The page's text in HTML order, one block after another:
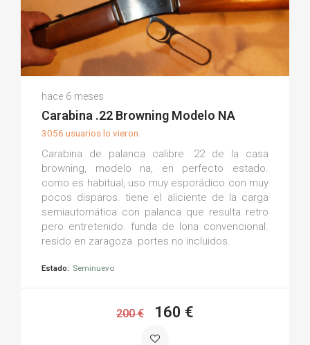
hace 6 meses
Carabina .22 Browning Modelo NA
3056 usuarios lo vieron
Carabina de palanca calibre .22 de la casa
browning, modelo na, en perfecto estado.
como es habitual, uso muy esporádico con muy
pocos disparos. tiene el aliciente de la carga
semiautomática con palanca que resulta retro
pero entretenido. funda de lona convencional.
resido en zaragoza. portes no incluidos.
Estado: Seminuevo
200 € 160 €